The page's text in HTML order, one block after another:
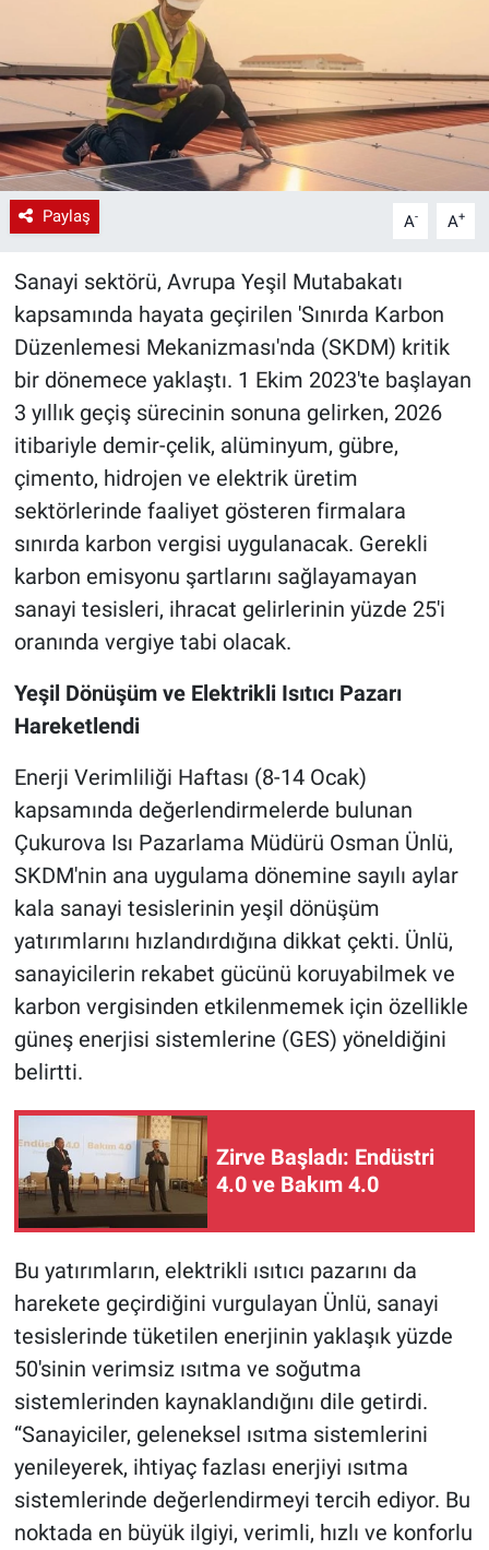
Paylaş A- A+
Sanayi sektörü, Avrupa Yeşil Mutabakatı
kapsamında hayata geçirilen 'Sınırda Karbon
Düzenlemesi Mekanizması'nda (SKDM) kritik
bir dönemece yaklaştı. 1 Ekim 2023'te başlayan
3 yıllık geçiş sürecinin sonuna gelirken, 2026
itibariyle demir-çelik, alüminyum, gübre,
çimento, hidrojen ve elektrik üretim
sektörlerinde faaliyet gösteren firmalara
sınırda karbon vergisi uygulanacak. Gerekli
karbon emisyonu şartlarını sağlayamayan
sanayi tesisleri, ihracat gelirlerinin yüzde 25'i
oranında vergiye tabi olacak.
Yeşil Dönüşüm ve Elektrikli Isıtıcı Pazarı
Hareketlendi
Enerji Verimliliği Haftası (8-14 Ocak)
kapsamında değerlendirmelerde bulunan
Çukurova Isı Pazarlama Müdürü Osman Ünlü,
SKDM'nin ana uygulama dönemine sayılı aylar
kala sanayi tesislerinin yeşil dönüşüm
yatırımlarını hızlandırdığına dikkat çekti. Ünlü,
sanayicilerin rekabet gücünü koruyabilmek ve
karbon vergisinden etkilenmemek için özellikle
güneş enerjisi sistemlerine (GES) yöneldiğini
belirtti.
Zirve Başladı: Endüstri
4.0 ve Bakım 4.0
Bu yatırımların, elektrikli ısıtıcı pazarını da
harekete geçirdiğini vurgulayan Ünlü, sanayi
tesislerinde tüketilen enerjinin yaklaşık yüzde
50'sinin verimsiz ısıtma ve soğutma
sistemlerinden kaynaklandığını dile getirdi.
“Sanayiciler, geleneksel ısıtma sistemlerini
yenileyerek, ihtiyaç fazlası enerjiyi ısıtma
sistemlerinde değerlendirmeyi tercih ediyor. Bu
noktada en büyük ilgiyi, verimli, hızlı ve konforlu